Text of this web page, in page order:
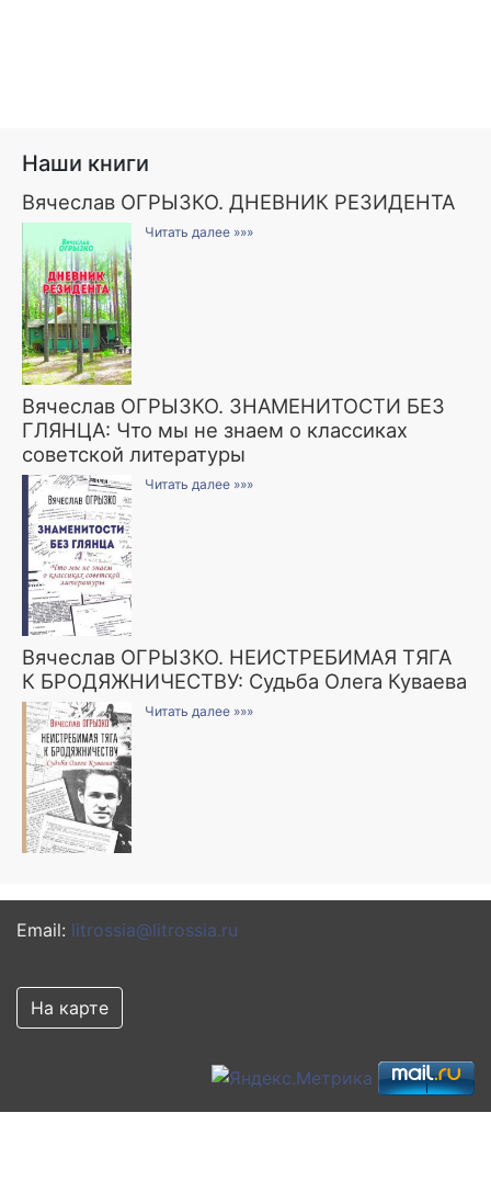
Наши книги
Вячеслав ОГРЫЗКО. ДНЕВНИК РЕЗИДЕНТА
Читать далее »»»
Вячеслав ОГРЫЗКО. ЗНАМЕНИТОСТИ БЕЗ
ГЛЯНЦА: Что мы не знаем о классиках
советской литературы
Читать далее »»»
Вячеслав ОГРЫЗКО. НЕИСТРЕБИМАЯ ТЯГА
К БРОДЯЖНИЧЕСТВУ: Судьба Олега Куваева
Читать далее »»»
Email: litrossia@litrossia.ru
На карте